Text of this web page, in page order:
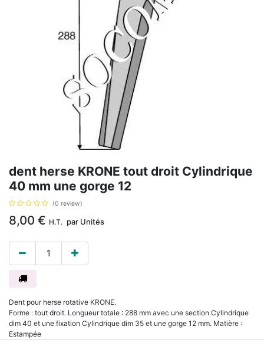
dent herse KRONE tout droit Cylindrique
40 mm une gorge 12
(0 review)
8,00 € H.T. par Unités
Dent pour herse rotative KRONE.
Forme : tout droit. Longueur totale : 288 mm avec une section Cylindrique
dim 40 et une fixation Cylindrique dim 35 et une gorge 12 mm. Matière :
Estampée